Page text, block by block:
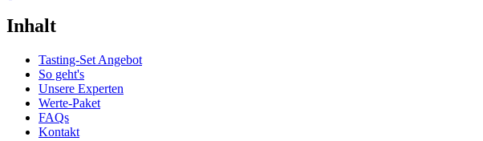
Inhalt
Tasting-Set Angebot
So geht's
Unsere Experten
Werte-Paket
FAQs
Kontakt